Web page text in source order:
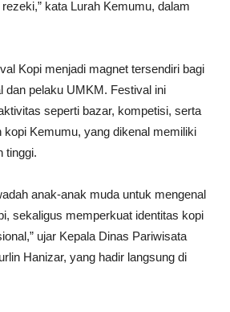
kata Lurah Kemumu, dalam
Kopi menjadi magnet tersendiri bagi
dan pelaku UMKM. Festival ini
seperti bazar, kompetisi, serta
kopi Kemumu, yang dikenal memiliki
tinggi.
anak-anak muda untuk mengenal
sekaligus memperkuat identitas kopi
ujar Kepala Dinas Pariwisata
Hanizar, yang hadir langsung di